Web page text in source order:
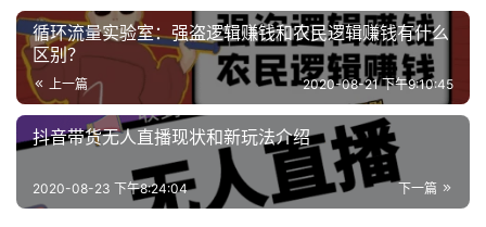
循环流量实验室：强盗逻辑赚钱和农民逻辑赚钱有什么
区别？
上一篇 2020-08-21 下午9:10:45
抖音带货无人直播现状和新玩法介绍
下一篇
2020-08-23 下午8:24:04